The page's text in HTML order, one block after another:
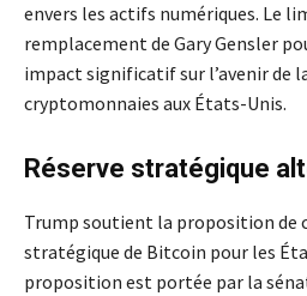
envers les actifs numériques. Le
remplacement de Gary Gensler
impact significatif sur l’avenir de
cryptomonnaies aux États-Unis.
Réserve stratégique
Trump soutient la proposition de
stratégique de Bitcoin pour les
proposition est portée par la